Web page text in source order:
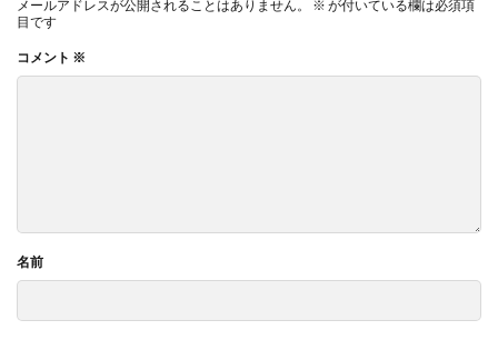
メールアドレスが公開されることはありません。 ※ が付いている欄は必須項
目です
コメント ※
名前